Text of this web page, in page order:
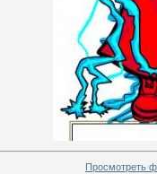
Просмотреть